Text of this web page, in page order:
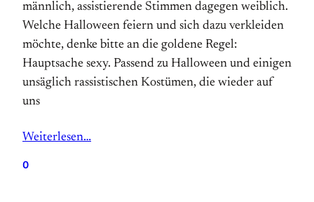
männlich, assistierende Stimmen dagegen weiblich.
Welche Halloween feiern und sich dazu verkleiden
möchte, denke bitte an die goldene Regel:
Hauptsache sexy. Passend zu Halloween und einigen
unsäglich rassistischen Kostümen, die wieder auf
uns
Weiterlesen…
0